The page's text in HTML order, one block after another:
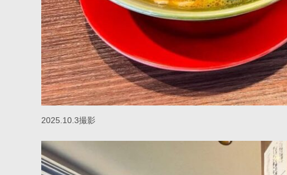
2025.10.3撮影